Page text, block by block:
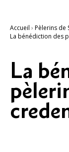
Accueil › Pèlerins de
La bénédiction des
La